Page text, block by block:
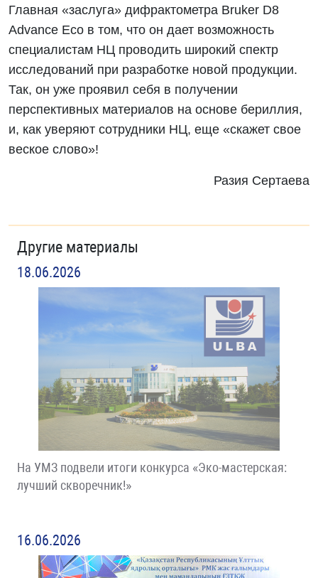
Главная «заслуга» дифрактометра Bruker D8
Advance Eco в том, что он дает возможность
специалистам НЦ проводить широкий спектр
исследований при разработке новой продукции.
Так, он уже проявил себя в получении
перспективных материалов на основе бериллия,
и, как уверяют сотрудники НЦ, еще «скажет свое
веское слово»!
Разия Сертаева
Другие материалы
18.06.2026
На УМЗ подвели итоги конкурса «Эко-мастерская:
лучший скворечник!»
16.06.2026